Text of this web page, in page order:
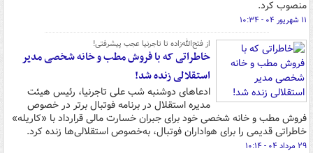
منصوب کرد.
۱۱ شهریور ۰۴ - ۱۰:۳۴
از فتح‌الله‌زاده تا تاجرنیا عجب پیشرفتی!
خاطراتی که با فروش مطب و خانه شخصی مدیر
استقلالی زنده شد!
ادعاهای دوشنبه شب علی تاجرنیا، رئیس هیئت
مدیره استقلال در برنامه فوتبال برتر در خصوص
فروش مطب و خانه شخصی خود برای جبران خسارت مالی قرارداد با «کاریله»
خاطراتی قدیمی را برای هواداران فوتبال، به‌خصوص استقلالی‌ها زنده کرد.
۲۹ مرداد ۰۴ - ۱۰:۱۴